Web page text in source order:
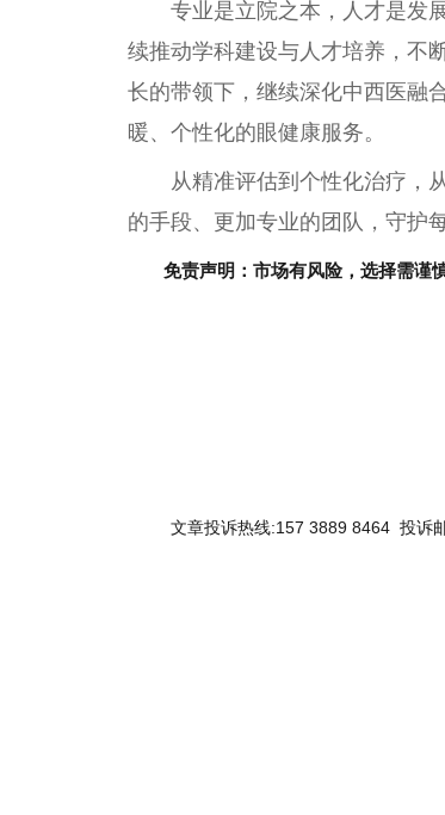
专业是立院之本，人才是发
续推动学科建设与人才培养，不
长的带领下，继续深化中西医融
暖、个性化的眼健康服务。
从精准评估到个性化治疗 ，
的手段、更加专业的团队，守护
免责声明：市场有风险，选择需谨
文章投诉热线:157 3889 8464 投诉